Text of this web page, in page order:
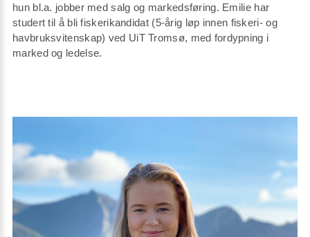
hun bl.a. jobber med salg og markedsføring. Emilie har
studert til å bli fiskerikandidat (5-årig løp innen fiskeri- og
havbruksvitenskap) ved UiT Tromsø, med fordypning i
marked og ledelse.